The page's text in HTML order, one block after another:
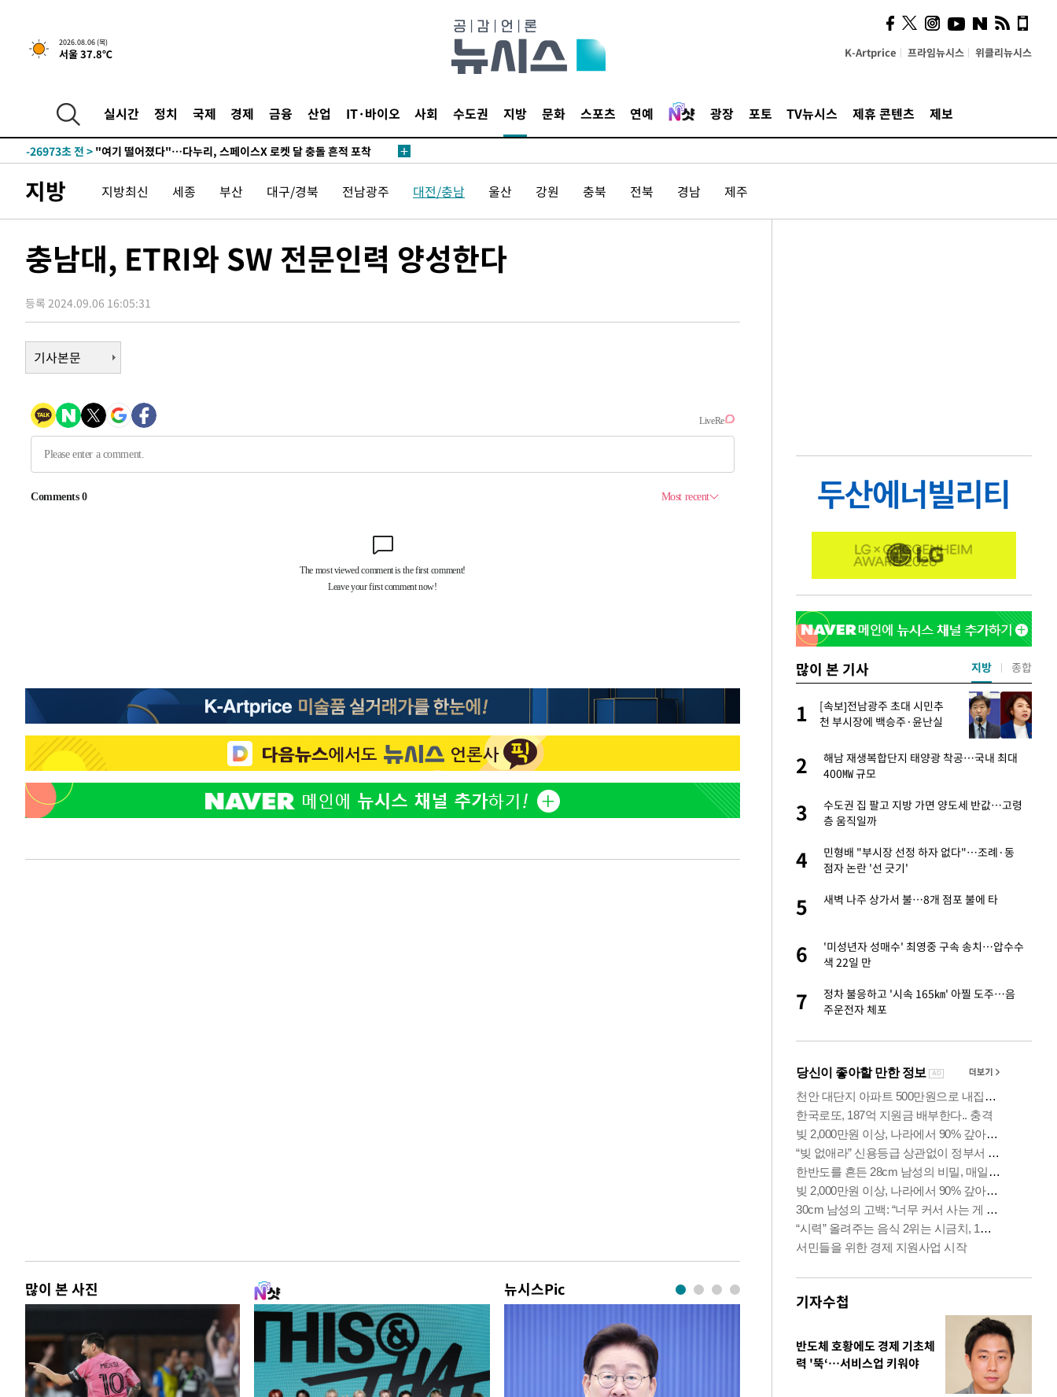
2026.08.06 (목)
서울 37.8℃ K-Artprice 프라임뉴시스 위클리뉴시스
실시간 정치 국제 경제 금융 산업 IT·바이오 사회 수도권 지방 문화 스포츠 연예 광장 포토 TV뉴시스 제휴 콘텐츠 제보
2시간 전 >[속보] 호르무즈 해협 이란-오만 협상 기대속 뉴욕증시 혼조 마감 다우
-29374초 전 >
[속보]원·달러 환율, 0.7원 내린 1423.8원 마감
-26973초 전 >"여기 떨어졌다"…다누리, 스페이스X 로켓 달 충돌 흔적 포착
-24018초 전 >손흥민, 5경기 연속골 실패…LAFC는 승부차기 끝 과달라하라 격파
-16619초 전 >
내일까지 39도 '펄펄'…기상청 "태풍 지나며 폭염 잠시 꺾인다"
-16256초 전 >
-12754초 전 >[속보]산업장관 "李정부, 원전 반대 안해…안정 전력 위해 불가피"
-11451초 전 >[속보]경찰, '홍명보 선임 논란' 대한축구협회·축구회관 등 압수수
상
-9903초 전 >[속보]전남광주 초대 시민추천 부시장에 백승주·윤난실
-7464초 전 >
서울 열대야 15일째 지속…비공식 '초열대야' 30도 넘어
-6014초 전 >[속보]코스피, 119.51포인트(1.81%) 내린 6478.75 개장
-2461초 전 >6월 경상수지 497.3억 달러…두 달 연속 사상 최대
-2412초 전 >
서울 낮 39도 '폭염중대경보'…40도 관측 가능성도
3분 전 >미 워싱턴주 스포캔 시의 통제불능 3개 산불, 방화선 일부 구축
2시간 전 >[속보] 호르무즈 해협 이란-오만 협상 기대속 뉴욕증시 혼조 마감 다우
"여기 떨어졌다"…다누리, 스페이스X 로켓 달 충돌 흔적 포착
-12754초 전 >[속보]산업장관 "李정부, 원전 반대 안해…안정 전력 위해 불가피"
-11451초 전 >
[속보]경찰, '홍명보 선임 논란' 대한축구협회·축구회관 등 압수수
-10838초 전 >[속보]산업장관 "美무역법 제301조 과잉생산 결과 발표 8월 중 예
-10631초 전 > [속보]코스피 매도사이드카 발동…4%대 급락
-7464초 전 >
서울 열대야 15일째 지속…비공식 '초열대야' 30도 넘어
-6031초 전 >[속보]코스닥, 2.15포인트(0.27%) 내린 797.44 출발
지방 지방최신 세종 부산 대구/경북 전남광주 대전/충남 울산 강원 충북 전북 경남 제주
충남대, ETRI와 SW 전문인력 양성한다
등록 2024.09.06 16:05:31
기사본문
많이 본 사진 뉴시스Pic
많이 본 기사
황기순 "원정 도박으로 전 재
산 잃고 필리핀 도피"
2
었는데…"
3
정부, 전 산업에 'AI 옷' 입힌다…AI 로봇 연
1000대 보급 추진
4
1
[속보]전남광주 초대 시민추
천 부시장에 백승주·윤난실
2
해남 재생복합단지 태양광 착공…국내 최대
400㎿ 규모
3
수도권 집 팔고 지방 가면 양도세 반값…고령
층 움직일까
4
민형배 "부시장 선정 하자 없다"…조례·동
점자 논란 '선 긋기'
5 새벽 나주 상가서 불…8개 점포 불에 타
6
'미성년자 성매수' 최영중 구속 송치…압수수
색 22일 만
7
정차 불응하고 '시속 165㎞' 아찔 도주…음
주운전자 체포
지방 종합
기자수첩
반도체 호황에도 경제 기초체
력 '뚝‘…서비스업 키워야